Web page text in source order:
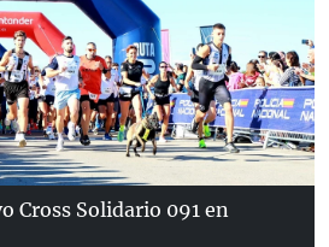
Cross Solidario 091 en